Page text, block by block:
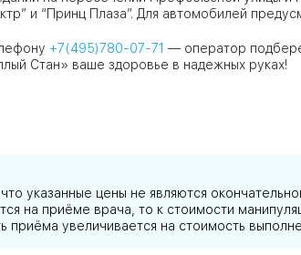
ЮЗАО
ЗАО 03
14
Шипиловская
Пражская
и “Принц Плаза”. Для автомобилей
+7(495)780-07-71 — оператор
Стан» ваше здоровье в надежных руках!
указанные цены не являются
на приёме врача, то к стоимости
приёма увеличивается на стоимость